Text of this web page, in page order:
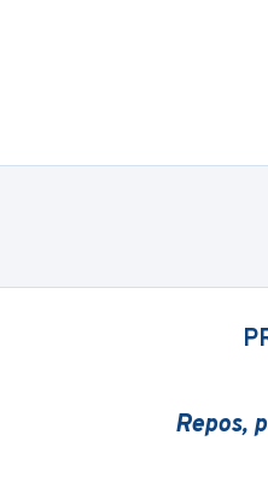
Repos,